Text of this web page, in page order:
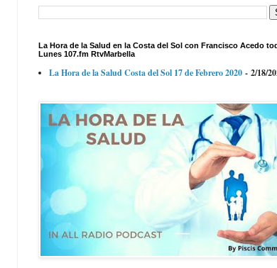
La Hora de la Salud en la Costa del Sol con Francisco Acedo
Lunes 107.fm RtvMarbella
La Hora de la Salud Costa del Sol 17 de Febrero 2020 - 2/18/